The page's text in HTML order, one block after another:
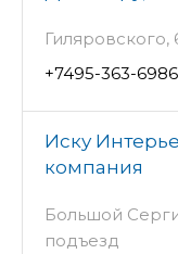
Гиляровского,
+7495-363-6986
Иску
компания
Большой
подъезд